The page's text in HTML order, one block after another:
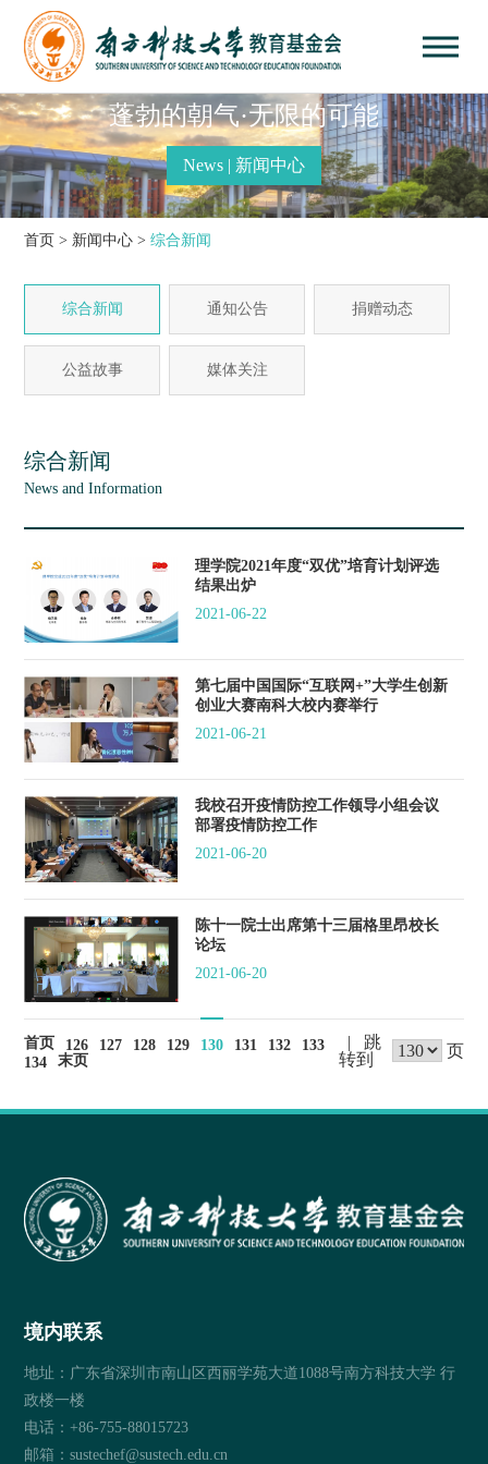
蓬勃的朝气·无限的可能
News | 新闻中心
首页 > 新闻中心 >综合新闻
综合新闻 通知公告 捐赠动态
公益故事 媒体关注
综合新闻
News and Information
理学院2021年度“双优”培育计划评选
结果出炉
2021-06-22
第七届中国国际“互联网+”大学生创新
创业大赛南科大校内赛举行
2021-06-21
我校召开疫情防控工作领导小组会议
部署疫情防控工作
2021-06-20
陈十一院士出席第十三届格里昂校长
论坛
2021-06-20
首页 126 127 128 129 130 131 132
133
134
末页
| 跳
转到
页
境内联系
地址：广东省深圳市南山区西丽学苑大道1088号南方科技大学 行
政楼一楼
电话：+86-755-88015723
邮箱：sustechef@sustech.edu.cn